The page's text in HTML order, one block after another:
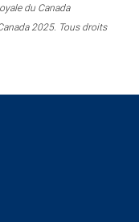
du Canada
2025. Tous droits